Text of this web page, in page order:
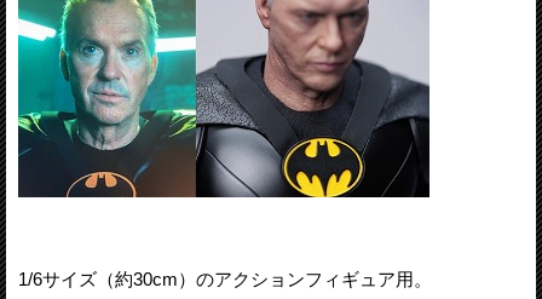
1/6サイズ（約30cm）のアクションフィギュア用。